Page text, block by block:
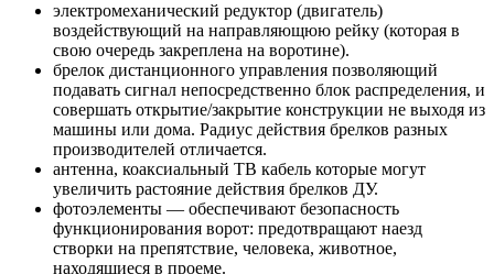
электромеханический редуктор (двигатель)
воздействующий на направляющюю рейку (которая в
свою очередь закреплена на воротине).
брелок дистанционного управления позволяющий
подавать сигнал непосредственно блок распределения, и
совершать открытие/закрытие конструкции не выходя из
машины или дома. Радиус действия брелков разных
производителей отличается.
антенна, коаксиальный ТВ кабель которые могут
увеличить растояние действия брелков ДУ.
фотоэлементы — обеспечивают безопасность
функционирования ворот: предотвращают наезд
створки на препятствие, человека, животное,
находящиеся в проеме.